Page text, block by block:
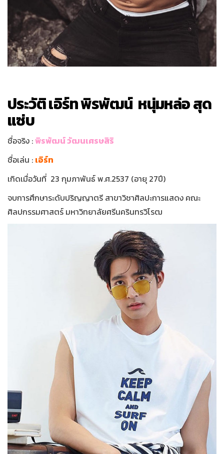
ประวัติ เอิร์ท พิรพัฒน์ หนุ่มหล่อ สุด
แซ่บ
ชื่อจริง :พิรพัฒน์ วัฒนเศรษสิริ
ชื่อเล่น : เอิร์ท
เกิดเมื่อวันที่ 23 กุมภาพันธ์ พ.ศ.2537 (อายุ 27ปี)
จบการศึกษาระดับปริญญาตรี สาขาวิชาศิลปะการแสดง คณะ
ศิลปกรรมศาสตร์ มหาวิทยาลัยศรีนครินทรวิโรฒ